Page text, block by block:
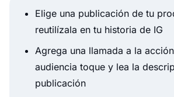
Elige una publicación de tu
reutilízala en tu historia de IG
Agrega una llamada a la
audiencia toque y lea la
publicación